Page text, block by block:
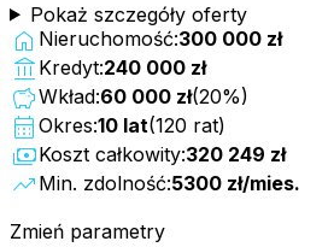
Pokaż szczegóły oferty
home Nieruchomość:300 000 zł
account_balance Kredyt:240 000 zł
savingsWkład:60 000 zł(20%)
calendar_month Okres:10 lat(120 rat)
paymentsKoszt całkowity:320 249 zł
trending_up Min. zdolność:5300 zł/mies.
Zmień parametry